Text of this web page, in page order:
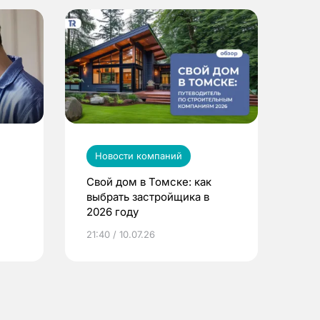
Новости компаний
Свой дом в Томске: как
выбрать застройщика в
2026 году
21:40 / 10.07.26